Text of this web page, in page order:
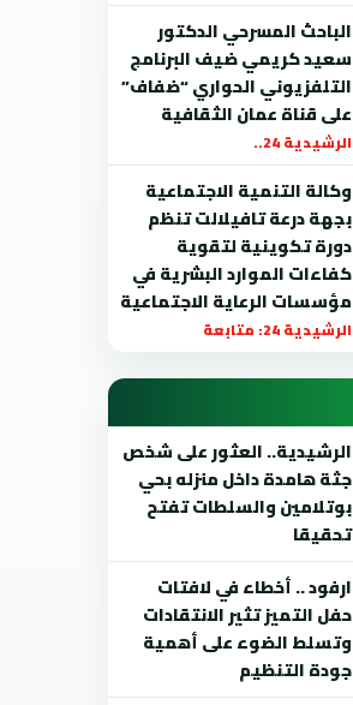
الباحث المسرحي الدكتور
سعيد كريمي ضيف البرنامج
التلفزيوني الحواري “ضفاف”
على قناة عمان الثقافية
الرشيدية 24..
وكالة التنمية الاجتماعية
بجهة درعة تافيلالت تنظم
دورة تكوينية لتقوية
كفاءات الموارد البشرية في
مؤسسات الرعاية الاجتماعية
الرشيدية 24: متابعة
الرشيدية.. العثور على شخص
جثة هامدة داخل منزله بحي
بوتلامين والسلطات تفتح
تحقيقا
ارفود .. أخطاء في لافتات
حفل التميز تثير الانتقادات
وتسلط الضوء على أهمية
جودة التنظيم